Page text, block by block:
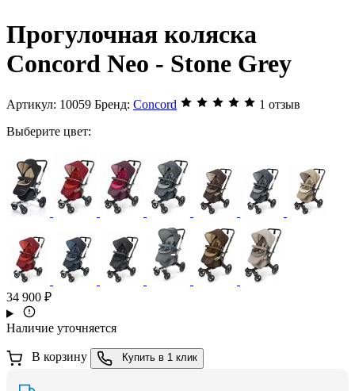
Прогулочная коляска
Concord Neo - Stone Grey
Артикул: 10059 Бренд: Concord
1 отзыв
Выберите цвет:
34 900 ₽
Наличие уточняется
В корзину Купить в 1 клик